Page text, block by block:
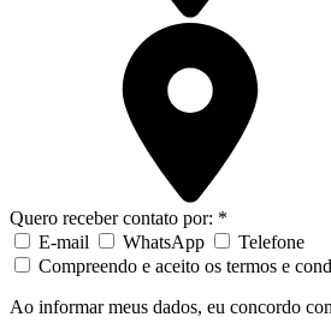
Quero receber contato por: *
E-mail
WhatsApp
Telefone
Compreendo e aceito os termos e
Ao informar meus dados, eu concordo